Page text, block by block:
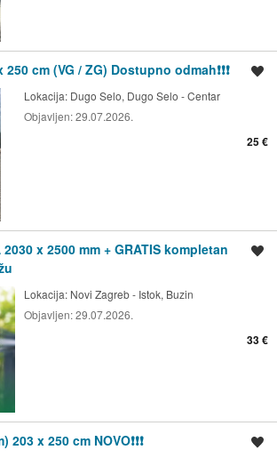
cm (VG / ZG) Dostupno odmah❗❗❗
Lokacija: Dugo Selo, Dugo Selo - Centar
Objavljen:29.07.2026.
25 €
x 2500 mm + GRATIS kompletan
Lokacija: Novi Zagreb - Istok, Buzin
Objavljen:29.07.2026.
33 €
x 250 cm NOVO❗❗❗